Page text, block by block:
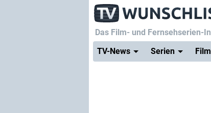
Das Film- und Fernsehserien-
TV-News
Serien